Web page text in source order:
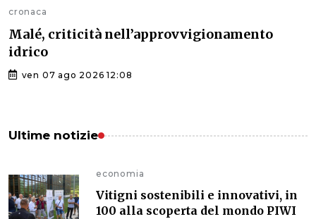
cronaca
Malé, criticità nell’approvvigionamento
idrico
ven 07 ago 2026 12:08
Ultime notizie
economia
Vitigni sostenibili e innovativi, in
100 alla scoperta del mondo PIWI